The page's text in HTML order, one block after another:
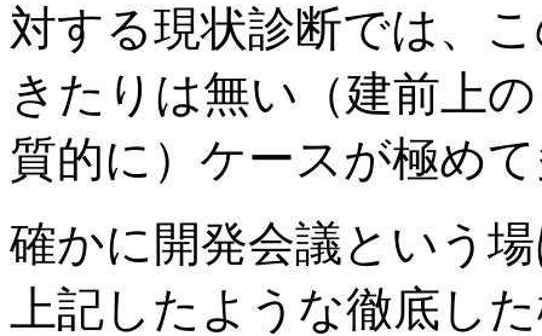
対する現状診断では、
きたりは無い（建前上
質的に）ケースが極め
確かに開発会議という
上記したような徹底し